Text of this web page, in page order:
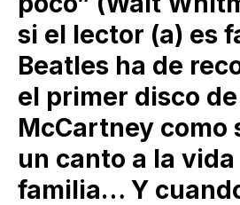
si el lector (a) es
Beatles ha de
el primer disco
McCartney como
un canto a la vida
familia… Y